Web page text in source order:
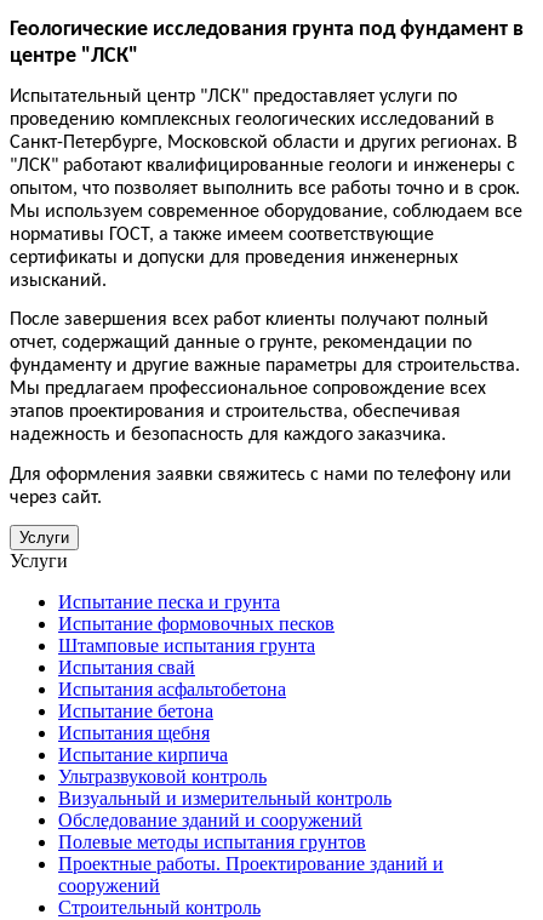
Геологические исследования грунта под фундамент в
центре "ЛСК"
Испытательный центр "ЛСК" предоставляет услуги по
проведению комплексных геологических исследований в
Санкт-Петербурге, Московской области и других регионах. В
"ЛСК" работают квалифицированные геологи и инженеры с
опытом, что позволяет выполнить все работы точно и в срок.
Мы используем современное оборудование, соблюдаем все
нормативы ГОСТ, а также имеем соответствующие
сертификаты и допуски для проведения инженерных
изысканий.
После завершения всех работ клиенты получают полный
отчет, содержащий данные о грунте, рекомендации по
фундаменту и другие важные параметры для строительства.
Мы предлагаем профессиональное сопровождение всех
этапов проектирования и строительства, обеспечивая
надежность и безопасность для каждого заказчика.
Для оформления заявки свяжитесь с нами по телефону или
через сайт.
Услуги
Услуги
Испытание песка и грунта
Испытание формовочных песков
Штамповые испытания грунта
Испытания свай
Испытания асфальтобетона
Испытание бетона
Испытания щебня
Испытание кирпича
Ультразвуковой контроль
Визуальный и измерительный контроль
Обследование зданий и сооружений
Полевые методы испытания грунтов
Проектные работы. Проектирование зданий и
сооружений
Строительный контроль